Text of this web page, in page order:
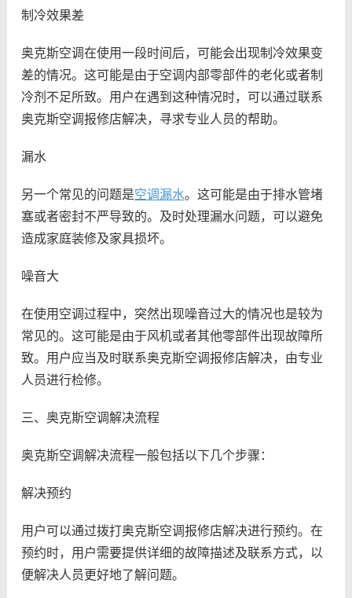
制冷效果差
奥克斯空调在使用一段时间后，可能会出现制冷效果变
差的情况。这可能是由于空调内部零部件的老化或者制
冷剂不足所致。用户在遇到这种情况时，可以通过联系
奥克斯空调报修店解决，寻求专业人员的帮助。
漏水
另一个常见的问题是空调漏水。这可能是由于排水管堵
塞或者密封不严导致的。及时处理漏水问题，可以避免
造成家庭装修及家具损坏。
噪音大
在使用空调过程中，突然出现噪音过大的情况也是较为
常见的。这可能是由于风机或者其他零部件出现故障所
致。用户应当及时联系奥克斯空调报修店解决，由专业
人员进行检修。
三、奥克斯空调解决流程
奥克斯空调解决流程一般包括以下几个步骤：
解决预约
用户可以通过拨打奥克斯空调报修店解决进行预约。在
预约时，用户需要提供详细的故障描述及联系方式，以
便解决人员更好地了解问题。